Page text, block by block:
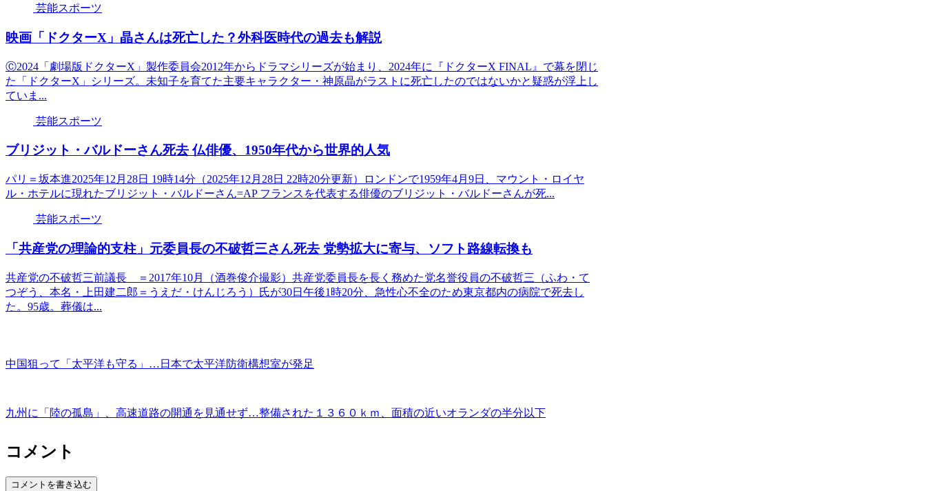
芸能スポーツ
映画「ドクターX」晶さんは死亡した？外科医時代の過去も解説
Ⓒ2024「劇場版ドクターX」製作委員会2012年からドラマシリーズが始まり、2024年に『ドクターX FINAL』で幕を閉じ
た「ドクターX」シリーズ。未知子を育てた主要キャラクター・神原晶がラストに死亡したのではないかと疑惑が浮上し
ていま...
芸能スポーツ
ブリジット・バルドーさん死去 仏俳優、1950年代から世界的人気
パリ＝坂本進2025年12月28日 19時14分（2025年12月28日 22時20分更新）ロンドンで1959年4月9日、マウント・ロイヤ
ル・ホテルに現れたブリジット・バルドーさん=AP フランスを代表する俳優のブリジット・バルドーさんが死...
芸能スポーツ
「共産党の理論的支柱」元委員長の不破哲三さん死去 党勢拡大に寄与、ソフト路線転換も
共産党の不破哲三前議長 ＝2017年10月（酒巻俊介撮影）共産党委員長を長く務めた党名誉役員の不破哲三（ふわ・て
つぞう、本名・上田建二郎＝うえだ・けんじろう）氏が30日午後1時20分、急性心不全のため東京都内の病院で死去し
た。95歳。葬儀は...
中国狙って「太平洋も守る」…日本で太平洋防衛構想室が発足
九州に「陸の孤島」、高速道路の開通を見通せず…整備された１３６０ｋｍ、面積の近いオランダの半分以下
コメント
コメントを書き込む